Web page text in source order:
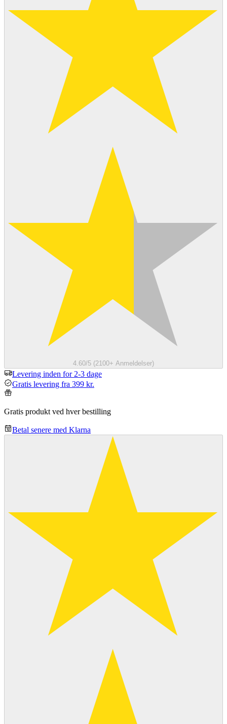
4.60/5 (2100+ Anmeldelser)
Levering inden for 2-3 dage
Gratis levering fra 399 kr.
Gratis produkt ved hver bestilling
Betal senere med Klarna